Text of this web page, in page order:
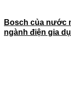
Bosch của nước
ngành điện gia